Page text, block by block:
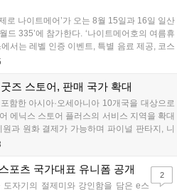
로 나이트메어’가 오는 8월 15일과 16일 일산
드 335’에 참가한다. ‘나이트메어호의 여름휴
서는 레벨 인증 이벤트, 특별 음료 제공, 코스
운 행사가 진행된다. 유명 코스어 7인이 캐릭
에서 확인 가능하다....
즈 스토어, 판매 국가 확대
함한 아시아·오세아니아 10개국을 대상으로
에닉스 스토어 플러스의 서비스 지역을 확대
과 원화 결제가 가능하며 파이널 판타지, 니
굿즈를 구매할 수 있습니다. 신상품이 순차적
포츠 국가대표 유니폼 공개
도자기의 절제미와 강인함을 담은 e스
2